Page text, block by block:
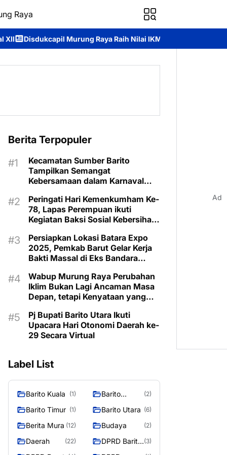
Raya
Raya Raih Nilai IKM 93,84, Bukti Komitmen Hadirkan
Berita Terpopuler
Kecamatan Sumber Barito
Tampilkan Semangat
Kebersamaan dalam Karnaval
Peringati Hari Kemenkumham Ke-
78, Lapas Perempuan ikuti
Kegiatan Baksi Sosial Kebersihan
Persiapkan Lokasi Batara Expo
2025, Pemkab Barut Gelar Kerja
Bakti Massal di Eks Bandara
Wabup Murung Raya Perubahan
Iklim Bukan Lagi Ancaman Masa
Depan, tetapi Kenyataan yang
Pj Bupati Barito Utara Ikuti
Upacara Hari Otonomi Daerah ke-
29 Secara Virtual
Label List
Barito Kuala (1)
Barito
(2)
Barito Timur (1) Barito Utara (6)
Berita Mura (12) Budaya (2)
Daerah (22)
DPRD Barito (3)
Ad